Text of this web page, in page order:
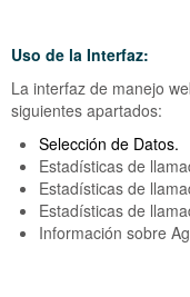
Uso de la Interfaz:
La interfaz de manejo
siguientes apartados:
Selección de Datos.
Estadísticas de
Estadísticas de
Estadísticas de
Información sobre